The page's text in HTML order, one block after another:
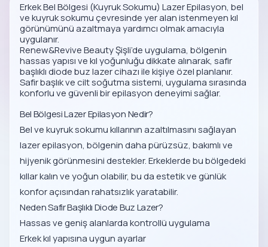
Erkek Bel Bölgesi (Kuyruk Sokumu) Lazer Epilasyon, bel
ve kuyruk sokumu çevresinde yer alan istenmeyen kıl
görünümünü azaltmaya yardımcı olmak amacıyla
uygulanır.
Renew&Revive Beauty Şişli’de uygulama, bölgenin
hassas yapısı ve kıl yoğunluğu dikkate alınarak, safir
başlıklı diode buz lazer cihazı ile kişiye özel planlanır.
Safir başlık ve cilt soğutma sistemi, uygulama sırasında
konforlu ve güvenli bir epilasyon deneyimi sağlar.
Bel Bölgesi Lazer Epilasyon Nedir?
Bel ve kuyruk sokumu kıllarının azaltılmasını sağlayan
lazer epilasyon, bölgenin daha pürüzsüz, bakımlı ve
hijyenik görünmesini destekler. Erkeklerde bu bölgedeki
kıllar kalın ve yoğun olabilir, bu da estetik ve günlük
konfor açısından rahatsızlık yaratabilir.
Neden Safir Başlıklı Diode Buz Lazer?
Hassas ve geniş alanlarda kontrollü uygulama
Erkek kıl yapısına uygun ayarlar